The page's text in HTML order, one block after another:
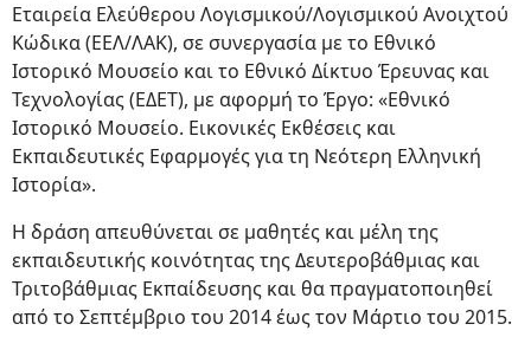
Εταιρεία Ελεύθερου Λογισμικού/Λογισμικού Ανοιχτού
Κώδικα (ΕΕΛ/ΛΑΚ), σε συνεργασία με το Εθνικό
Ιστορικό Μουσείο και το Εθνικό Δίκτυο Έρευνας και
Τεχνολογίας (ΕΔΕΤ), με αφορμή το Έργο: «Εθνικό
Ιστορικό Μουσείο. Εικονικές Εκθέσεις και
Εκπαιδευτικές Εφαρμογές για τη Νεότερη Ελληνική
Ιστορία».
Η δράση απευθύνεται σε μαθητές και μέλη της
εκπαιδευτικής κοινότητας της Δευτεροβάθμιας και
Τριτοβάθμιας Εκπαίδευσης και θα πραγματοποιηθεί
από το Σεπτέμβριο του 2014 έως τον Μάρτιο του 2015.